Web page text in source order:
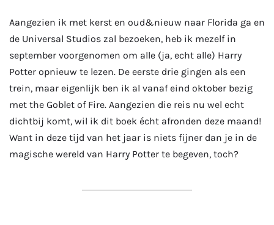
Aangezien ik met kerst en oud&nieuw naar Florida ga en
de Universal Studios zal bezoeken, heb ik mezelf in
september voorgenomen om alle (ja, echt alle) Harry
Potter opnieuw te lezen. De eerste drie gingen als een
trein, maar eigenlijk ben ik al vanaf eind oktober bezig
met the Goblet of Fire. Aangezien die reis nu wel echt
dichtbij komt, wil ik dit boek écht afronden deze maand!
Want in deze tijd van het jaar is niets fijner dan je in de
magische wereld van Harry Potter te begeven, toch?